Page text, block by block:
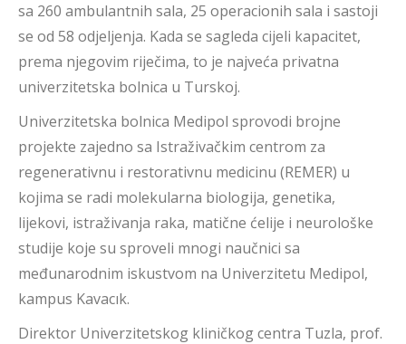
sa 260 ambulantnih sala, 25 operacionih sala i sastoji
se od 58 odjeljenja. Kada se sagleda cijeli kapacitet,
prema njegovim riječima, to je najveća privatna
univerzitetska bolnica u Turskoj.
Univerzitetska bolnica Medipol sprovodi brojne
projekte zajedno sa Istraživačkim centrom za
regenerativnu i restorativnu medicinu (REMER) u
kojima se radi molekularna biologija, genetika,
lijekovi, istraživanja raka, matične ćelije i neurološke
studije koje su sproveli mnogi naučnici sa
međunarodnim iskustvom na Univerzitetu Medipol,
kampus Kavacık.
Direktor Univerzitetskog kliničkog centra Tuzla, prof.